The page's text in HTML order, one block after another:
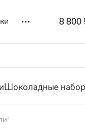
8 800
Шоколадные